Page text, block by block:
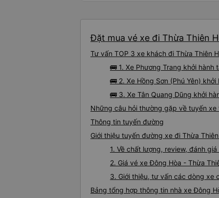
Đặt mua vé xe đi Thừa Thiên
Tư vấn TOP 3 xe khách đi Thừa Thiên
🚌 1. Xe Phương Trang khởi hành
🚌 2. Xe Hồng Sơn (Phú Yên)
🚌 3. Xe Tân Quang Dũng khởi
Những câu hỏi thường gặp về tuyến
Thông tin tuyến đường
Giới thiệu tuyến đường xe đi Thừa
1. Về chất lượng, review, đánh
2. Giá vé xe Đông Hòa - Thừa
3. Giới thiệu, tư vấn các dòng xe
Bảng tổng hợp thông tin nhà xe Đông